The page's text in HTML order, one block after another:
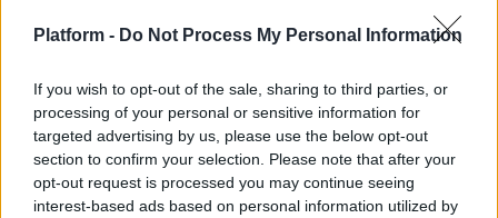
Platform - Do Not Process My Personal Information
If you wish to opt-out of the sale, sharing to third parties, or
processing of your personal or sensitive information for
targeted advertising by us, please use the below opt-out
section to confirm your selection. Please note that after your
opt-out request is processed you may continue seeing
interest-based ads based on personal information utilized by